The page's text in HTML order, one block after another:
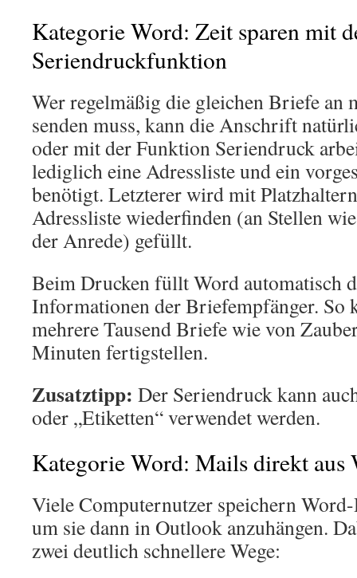
Kategorie Word: Zeit sparen mit
Seriendruckfunktion
Wer regelmäßig die gleichen Briefe an
senden muss, kann die Anschrift
oder mit der Funktion Seriendruck
lediglich eine Adressliste und ein
benötigt. Letzterer wird mit
Adressliste wiederfinden (an Stellen
der Anrede) gefüllt.
Beim Drucken füllt Word automatisch
Informationen der Briefempfänger. So
mehrere Tausend Briefe wie von
Minuten fertigstellen.
Zusatztipp: Der Seriendruck kann
oder „Etiketten“ verwendet werden.
Kategorie Word: Mails direkt aus
Viele Computernutzer speichern
um sie dann in Outlook anzuhängen.
zwei deutlich schnellere Wege: